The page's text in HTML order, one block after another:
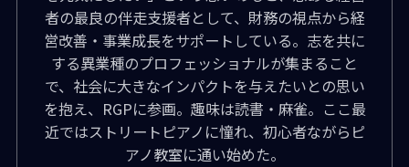
者の最良の伴走支援者として、財務の視点から経
営改善・事業成長をサポートしている。志を共に
する異業種のプロフェッショナルが集まること
で、社会に大きなインパクトを与えたいとの思い
を抱え、RGPに参画。趣味は読書・麻雀。ここ最
近ではストリートピアノに憧れ、初心者ながらピ
アノ教室に通い始めた。